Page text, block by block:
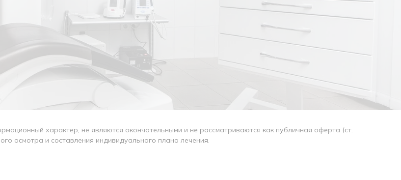
характер, не являются окончательными и не рассматриваются как публичная оферта (ст.
осмотра и составления индивидуального плана лечения.